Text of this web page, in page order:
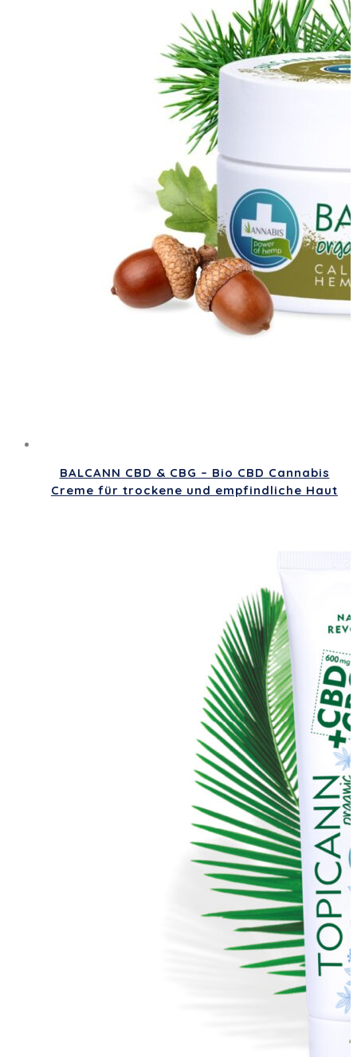
BALCANN CBD & CBG – Bio CBD Cannabis
Creme für trockene und empfindliche Haut